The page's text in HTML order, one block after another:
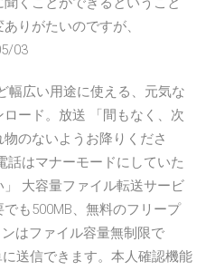
りがたいのですが、
03
幅広い用途に使える、元気な
ード。放送 「間もなく、次
のないようお降りくださ
話はマナーモードにしていた
大容量ファイル転送サービ
も500MB、無料のフリープ
はファイル容量無制限で
送信できます。本人確認機能